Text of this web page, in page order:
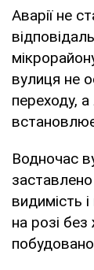
Аварії не
вулиця не
переходу,
Водночас
видимість
на розі